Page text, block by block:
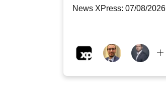
News XPress: 07/08/2026